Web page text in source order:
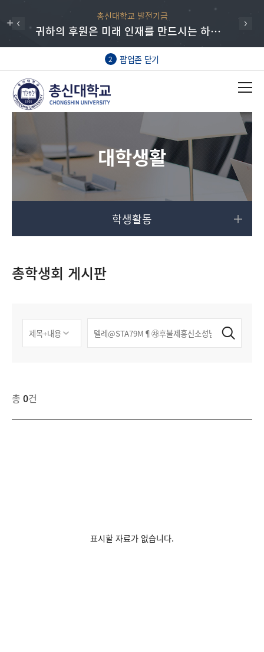
총신대학교 발전기금
귀하의 후원은 미래 인재를 만드시는 하나님의 일에 동역하는 매우 귀한 헌신입니다.
2 팝업존 닫기
대학생활
학생활동
총학생회 게시판
총 0건
표시할 자료가 없습니다.